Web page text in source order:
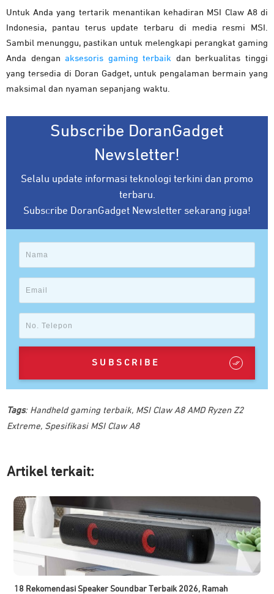
Untuk Anda yang tertarik menantikan kehadiran MSI Claw A8 di
Indonesia, pantau terus update terbaru di media resmi MSI.
Sambil menunggu, pastikan untuk melengkapi perangkat gaming
Anda dengan aksesoris gaming terbaik dan berkualitas tinggi
yang tersedia di Doran Gadget, untuk pengalaman bermain yang
maksimal dan nyaman sepanjang waktu.
Subscribe DoranGadget
Newsletter!
Selalu update informasi teknologi terkini dan promo
terbaru.
Subscribe DoranGadget Newsletter sekarang juga!
SUBSCRIBE
Tags: Handheld gaming terbaik, MSI Claw A8 AMD Ryzen Z2
Extreme, Spesifikasi MSI Claw A8
Artikel terkait:
18 Rekomendasi Speaker Soundbar Terbaik 2026, Ramah